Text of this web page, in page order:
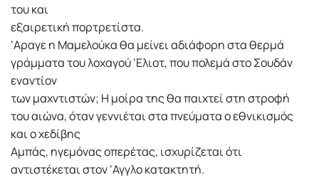
του και
εξαιρετική πορτρετίστα.
‘Αραγε η Μαμελούκα θα μείνει αδιάφορη στα θερμά
γράμματα του λοχαγού ‘Ελιοτ, που πολεμά στο Σουδάν
εναντίον
των μαχντιστών; Η μοίρα της θα παιχτεί στη στροφή
του αιώνα, όταν γεννιέται στα πνεύματα ο εθνικισμός
και ο χεδίβης
Αμπάς, ηγεμόνας οπερέτας, ισχυρίζεται ότι
αντιστέκεται στον ‘Αγγλο κατακτητή.